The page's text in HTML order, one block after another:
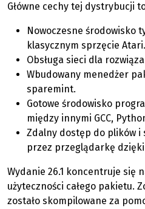
Główne cechy tej dystrybucji
Nowoczesne środowisko
klasycznym sprzęcie Atari.
Obsługa sieci dla
Wbudowany menedżer
sparemint.
Gotowe środowisko
między innymi GCC,
Zdalny dostęp do plików i
przez przeglądarkę
Wydanie 26.1 koncentruje się
użyteczności całego pakietu.
zostało skompilowane za